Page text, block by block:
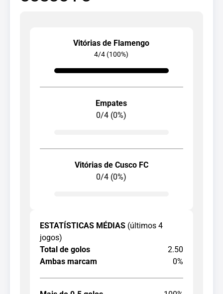
Vitórias de Flamengo
4/4 (100%)
Empates
0/4 (0%)
Vitórias de Cusco FC
0/4 (0%)
ESTATÍSTICAS MÉDIAS (últimos 4
jogos)
Total de golos
2.50
Ambas marcam
0%